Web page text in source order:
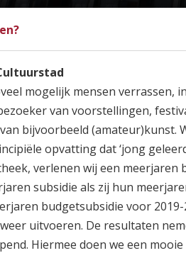
mogelijk mensen
van voorstellingen,
bijvoorbeeld (amateur)kunst.
opvatting dat ‘jong
verlenen wij een
subsidie als zij hun
budgetsubsidie voor
uitvoeren. De resultaten
Hiermee doen we een